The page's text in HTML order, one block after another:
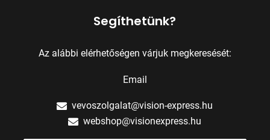
Segíthetünk?
Az alábbi elérhetőségen várjuk megkeresését:
Email
vevoszolgalat@vision-express.hu
webshop@visionexpress.hu